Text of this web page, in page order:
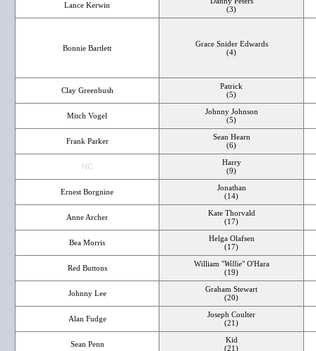
Lance Kerwin
(3)
Bonnie Bartlett
Grace Snider Edwards
(4)
Clay Greenbush
Patrick
(5)
Mitch Vogel
Johnny Johnson
(5)
Frank Parker
Sean Hearn
(6)
NC
Harry
(9)
Ernest Borgnine
Jonathan
(14)
Anne Archer
Kate Thorvald
(17)
Bea Morris
Helga Olafsen
(17)
Red Buttons William "Willie" O'Hara
(19)
Johnny Lee
Graham Stewart
(20)
Alan Fudge
Joseph Coulter
(21)
Sean Penn
Kid
(21)